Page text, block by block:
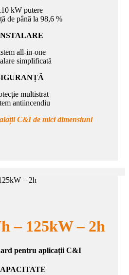
kW putere
de până la 98,6 %
all-in-one
simplificată
multistrat
antiincendiu
C&I de mici dimensiuni
– 125kW – 2h
pentru aplicații C&I